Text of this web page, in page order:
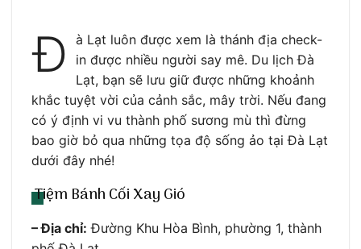
Đ
à Lạt luôn được xem là thánh địa check-
in được nhiều người say mê. Du lịch Đà
Lạt, bạn sẽ lưu giữ được những khoảnh
khắc tuyệt vời của cảnh sắc, mây trời. Nếu đang
có ý định vi vu thành phố sương mù thì đừng
bao giờ bỏ qua những tọa độ sống ảo tại Đà Lạt
dưới đây nhé!
Tiệm Bánh Cối Xay Gió
– Địa chỉ: Đường Khu Hòa Bình, phường 1, thành